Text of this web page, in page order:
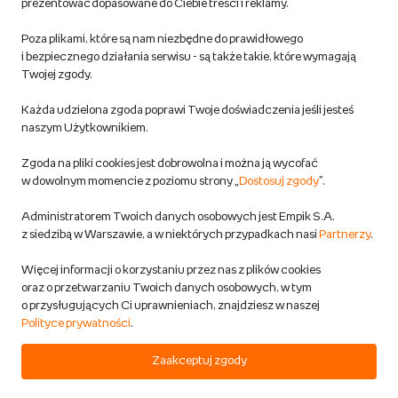
Pozostałe Regulaminy Empiku
Polityka prywatności empik.com
produktów niebezpiecznych
Dostosuj zgody
Polityka prywatności empik
Raty u partnerów Empiku
Odbiór zużytego sprzętu
prezentować dopasowane do Ciebie treści i reklamy.
Poza plikami, które są nam niezbędne do prawidłowego
i bezpiecznego działania serwisu - są także takie, które wymagają
Twojej zgody.
Każda udzielona zgoda poprawi Twoje doświadczenia jeśli jesteś
naszym Użytkownikiem.
Zgoda na pliki cookies jest dobrowolna i można ją wycofać
w dowolnym momencie z poziomu strony „ Dostosuj zgody”.
Administratorem Twoich danych osobowych jest Empik S.A.
z siedzibą w Warszawie, a w niektórych przypadkach nasi Partnerzy.
Więcej informacji o korzystaniu przez nas z plików cookies
oraz o przetwarzaniu Twoich danych osobowych, w tym
o przysługujących Ci uprawnieniach, znajdziesz w naszej
Polityce prywatności.
Zaakceptuj zgody